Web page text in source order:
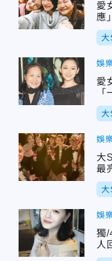
愛
應
大
娛
愛
大
娛
大
最
大
娛
獨/
人